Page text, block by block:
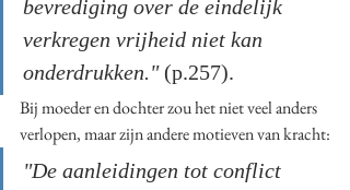
bevrediging over de eindelijk
verkregen vrijheid niet kan
onderdrukken." (p.257).
Bij moeder en dochter zou het niet veel anders
verlopen, maar zijn andere motieven van kracht:
"De aanleidingen tot conflict